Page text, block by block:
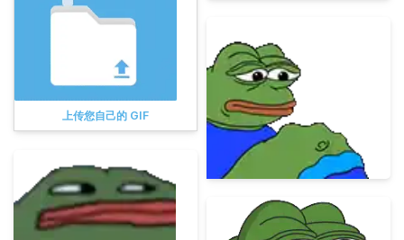
上传您自己的 GIF